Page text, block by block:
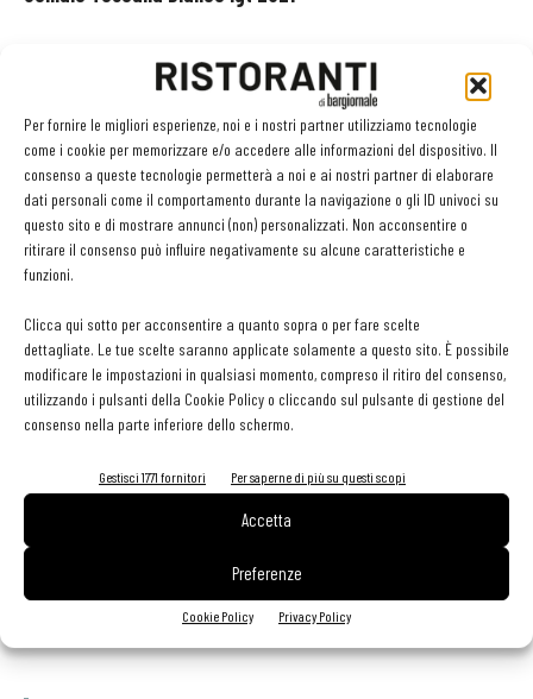
Per fornire le migliori esperienze, noi e i nostri partner utilizziamo tecnologie
come i cookie per memorizzare e/o accedere alle informazioni del dispositivo. Il
consenso a queste tecnologie permetterà a noi e ai nostri partner di elaborare
dati personali come il comportamento durante la navigazione o gli ID univoci su
questo sito e di mostrare annunci (non) personalizzati. Non acconsentire o
ritirare il consenso può influire negativamente su alcune caratteristiche e
funzioni.
Clicca qui sotto per acconsentire a quanto sopra o per fare scelte
dettagliate. Le tue scelte saranno applicate solamente a questo sito. È possibile
modificare le impostazioni in qualsiasi momento, compreso il ritiro del consenso,
utilizzando i pulsanti della Cookie Policy o cliccando sul pulsante di gestione del
consenso nella parte inferiore dello schermo.
Gestisci 1771 fornitori Per saperne di più su questi scopi
Accetta
Preferenze
Cookie Policy Privacy Policy
Croce di Febo - Montepulciano (Si)
www.crocedifebo.it
RegioneToscana
UveMalvasia, Trebbiano, Canaiolo bianco e Grechetto
Prezzo28 €
Formati0.75 l
Alcol13,5%
TAG Croce di Febo Montepulciano (Si)